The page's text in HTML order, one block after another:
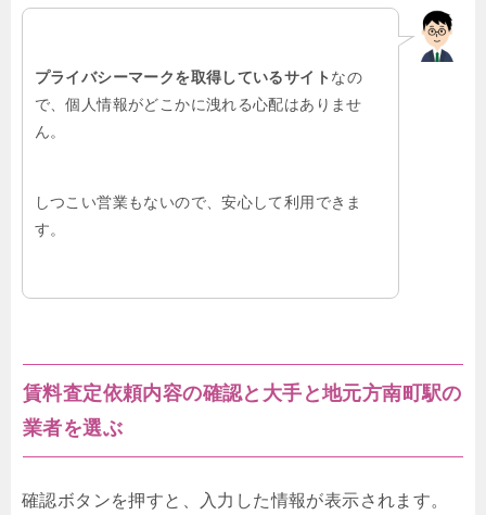
プライバシーマークを取得しているサイト なの
で、個人情報がどこかに洩れる心配はありませ
ん。
しつこい営業もないので、安心して利用できま
す。
賃料査定依頼内容の確認と大手と地元方南町駅の
業者を選ぶ
確認ボタンを押すと、入力した情報が表示されます。